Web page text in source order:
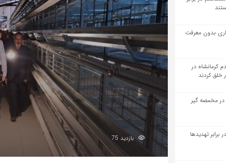
بدون معرفت
کرمانشاه در
خلق کردند
در مخمصه گیر
تهدیدها
بازدید 75